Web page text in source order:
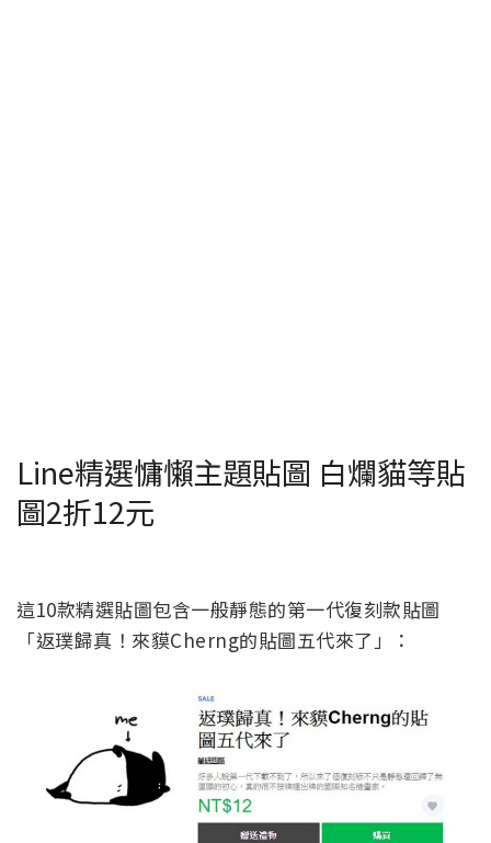
Line精選慵懶主題貼圖 白爛貓等貼
圖2折12元
這10款精選貼圖包含一般靜態的第一代復刻款貼圖
「返璞歸真！來貘Cherng的貼圖五代來了」：